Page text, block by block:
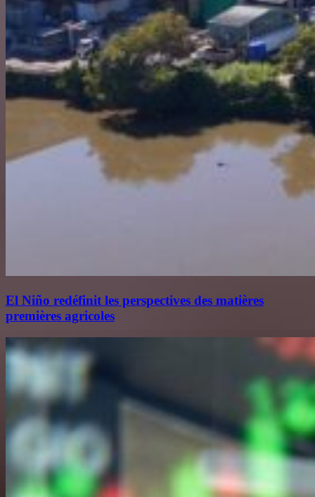
El Niño redéfinit les perspectives des matières
premières agricoles